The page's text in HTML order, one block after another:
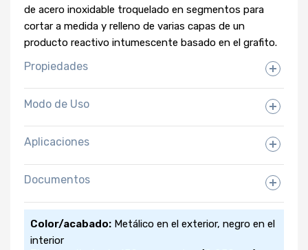
de acero inoxidable troquelado en segmentos para
cortar a medida y relleno de varias capas de un
producto reactivo intumescente basado en el grafito.
Propiedades
Modo de Uso
Aplicaciones
Documentos
Ficha Técnica
Descargar
Color/acabado: Metálico en el exterior, negro en el
interior